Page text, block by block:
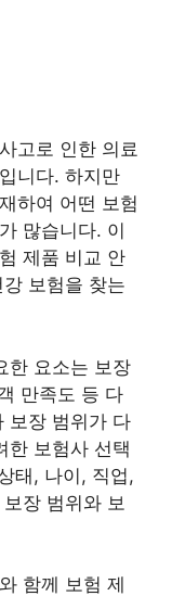
고로 인한 의료
니다. 하지만
하여 어떤 보험
많습니다. 이
제품 비교 안
보험을 찾는
한 요소는 보장
만족도 등 다
보장 범위가 다
한 보험사 선택
태, 나이, 직업,
장 범위와 보
함께 보험 제